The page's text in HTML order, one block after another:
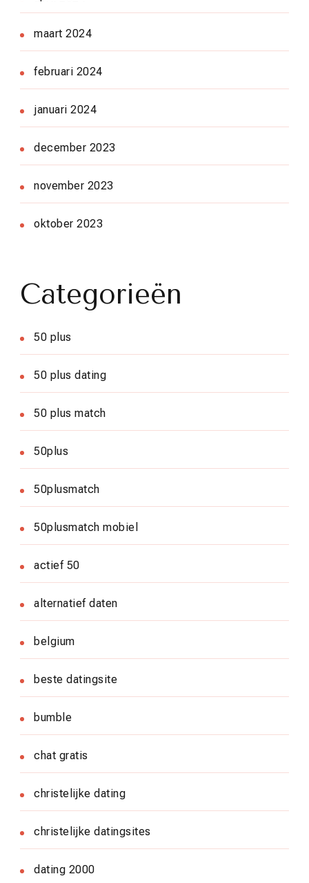
maart 2024
februari 2024
januari 2024
december 2023
november 2023
oktober 2023
Categorieën
50 plus
50 plus dating
50 plus match
50plus
50plusmatch
50plusmatch mobiel
actief 50
alternatief daten
belgium
beste datingsite
bumble
chat gratis
christelijke dating
christelijke datingsites
dating 2000